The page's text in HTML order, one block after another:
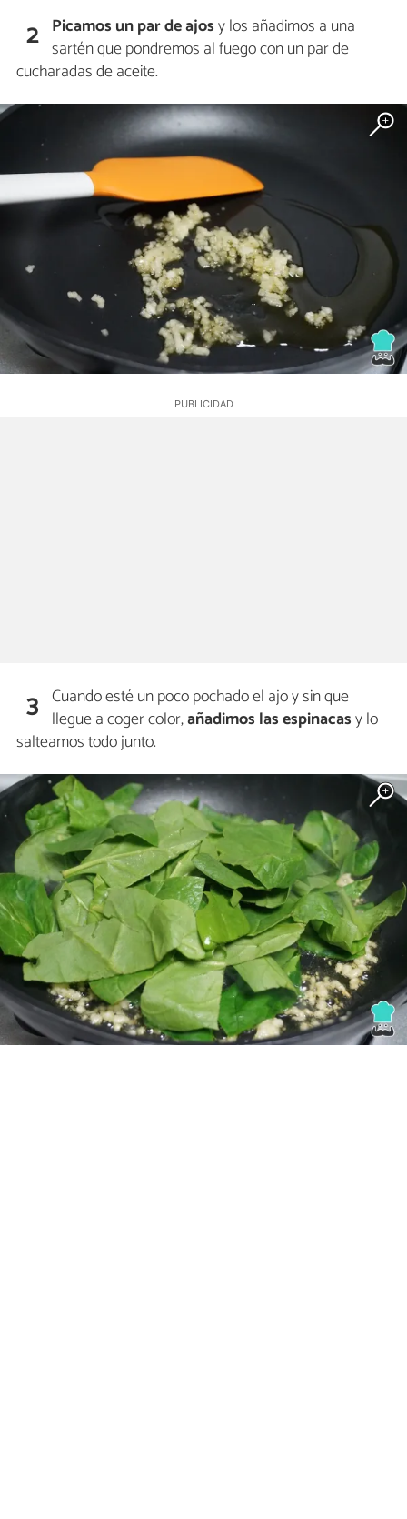
2 Picamos un par de ajosy los añadimos a una
sartén que pondremos al fuego con un par de
cucharadas de aceite.
3 Cuando esté un poco pochado el ajo y sin que
llegue a coger color,añadimos las espinacasy lo
salteamos todo junto.